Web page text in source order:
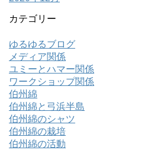
カテゴリー
ゆるゆるブログ
メディア関係
ユミーとハマー関係
ワークショップ関係
伯州綿
伯州綿と弓浜半島
伯州綿のシャツ
伯州綿の栽培
伯州綿の活動